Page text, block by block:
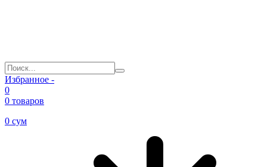
Избранное -
0
0 товаров
0 сум